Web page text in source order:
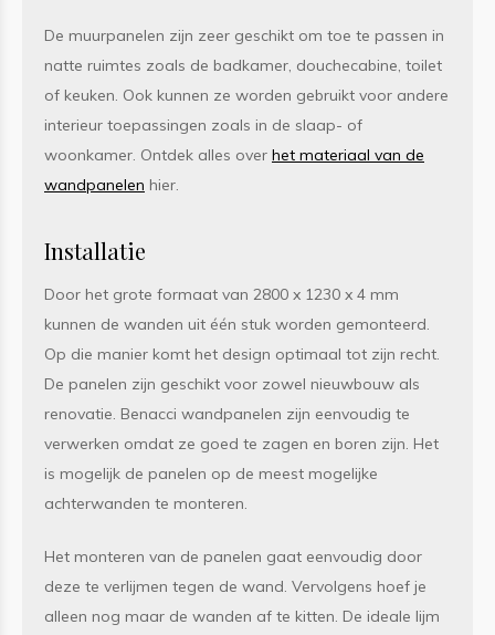
De muurpanelen zijn zeer geschikt om toe te passen in
natte ruimtes zoals de badkamer, douchecabine, toilet
of keuken. Ook kunnen ze worden gebruikt voor andere
interieur toepassingen zoals in de slaap- of
woonkamer. Ontdek alles over het materiaal van de
wandpanelen hier.
Installatie
Door het grote formaat van 2800 x 1230 x 4 mm
kunnen de wanden uit één stuk worden gemonteerd.
Op die manier komt het design optimaal tot zijn recht.
De panelen zijn geschikt voor zowel nieuwbouw als
renovatie. Benacci wandpanelen zijn eenvoudig te
verwerken omdat ze goed te zagen en boren zijn. Het
is mogelijk de panelen op de meest mogelijke
achterwanden te monteren.
Het monteren van de panelen gaat eenvoudig door
deze te verlijmen tegen de wand. Vervolgens hoef je
alleen nog maar de wanden af te kitten. De ideale lijm